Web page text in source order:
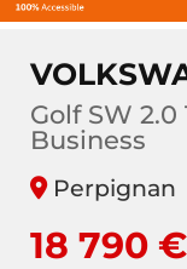
Golf SW 2.0
Business
Perpignan
18 790 €